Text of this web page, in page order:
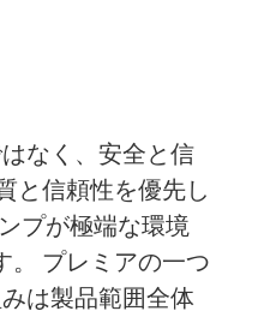
なく、安全と信
と信頼性を優先し
プが極端な環境
。 プレミアの一つ
みは製品範囲全体